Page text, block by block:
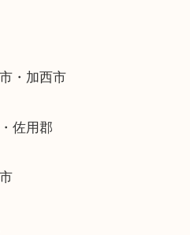
りの方からのご依頼も大歓
段つくかわからない…
記フォームより出張買取を